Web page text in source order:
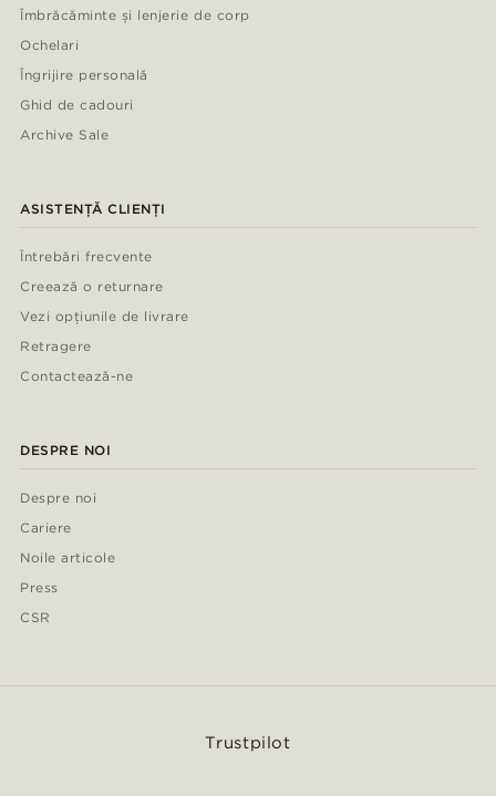
Îmbrăcăminte și lenjerie de corp
Ochelari
Îngrijire personală
Ghid de cadouri
Archive Sale
ASISTENȚĂ CLIENȚI
Întrebări frecvente
Creează o returnare
Vezi opțiunile de livrare
Retragere
Contactează-ne
DESPRE NOI
Despre noi
Cariere
Noile articole
Press
CSR
Trustpilot